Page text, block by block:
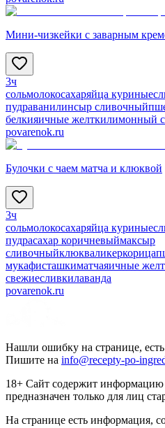
Мини-чизкейки с заварным
3ч
сольмолокосахаряйца куриные
пудраванилинсыр сливочный
белкияичные желткилимонный
povarenok.ru
Булочки с чаем матча и клюквой
3ч
сольмолокосахаряйца куриные
пудрасахар коричневыймаксыр
сливочныйклюкваликеркорица
мукафисташкиматчаяичные
свежиесливкилаванда
povarenok.ru
Нашли ошибку на странице,
Пишите на info@recepty-po-
18+ Сайт содержит
предназначен только для лиц
На странице есть информация,